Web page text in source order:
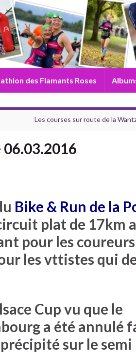
des Flamants Roses
Les courses sur route de la
06.03.2016
Bike & Run de la
plat de 17km
pour les
les vttistes qui
Cup vu que le
a été annulé
sur le